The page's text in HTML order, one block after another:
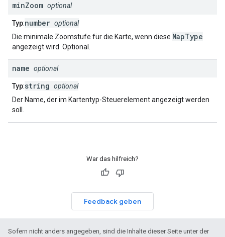
minZoom optional
Typ:number optional
Die minimale Zoomstufe für die Karte, wenn diese MapType
angezeigt wird. Optional.
name optional
Typ:string optional
Der Name, der im Kartentyp-Steuerelement angezeigt werden
soll.
War das hilfreich?
Feedback geben
Sofern nicht anders angegeben, sind die Inhalte dieser Seite unter der